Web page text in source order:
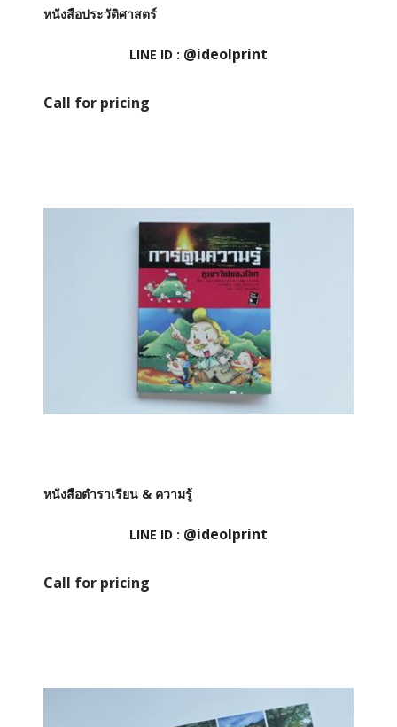
หนังสือประวัติศาสตร์
LINE ID : @ideolprint
Call for pricing
หนังสือตำราเรียน & ความรู้
LINE ID : @ideolprint
Call for pricing